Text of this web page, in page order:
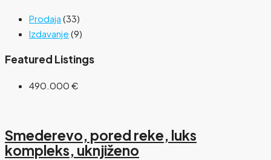
Prodaja (33)
Izdavanje (9)
Featured Listings
490.000 €
Smederevo, pored reke, luks
kompleks, uknjiženo